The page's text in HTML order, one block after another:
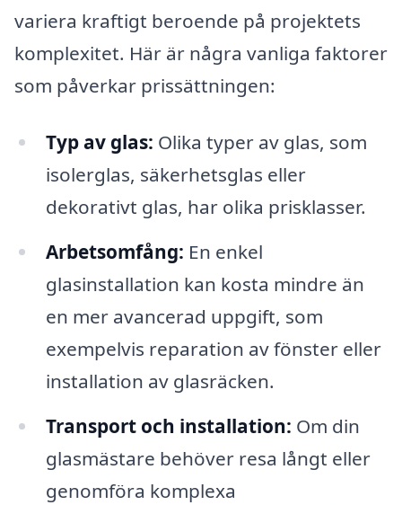
variera kraftigt beroende på projektets
komplexitet. Här är några vanliga faktorer
som påverkar prissättningen:
Typ av glas: Olika typer av glas, som
isolerglas, säkerhetsglas eller
dekorativt glas, har olika prisklasser.
Arbetsomfång: En enkel
glasinstallation kan kosta mindre än
en mer avancerad uppgift, som
exempelvis reparation av fönster eller
installation av glasräcken.
Transport och installation: Om din
glasmästare behöver resa långt eller
genomföra komplexa